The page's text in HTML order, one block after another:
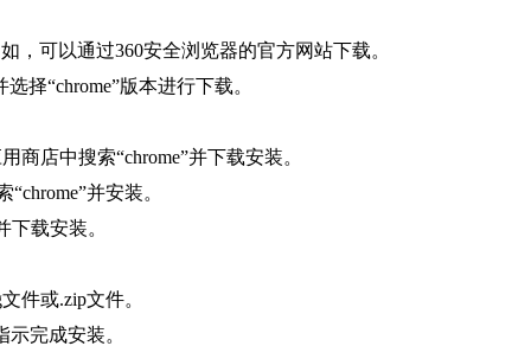
，可以通过360安全浏览器的官方网站下载。
择“chrome”版本进行下载。
店中搜索“chrome”并下载安装。
并安装。
下载安装。
件或.zip文件。
完成安装。